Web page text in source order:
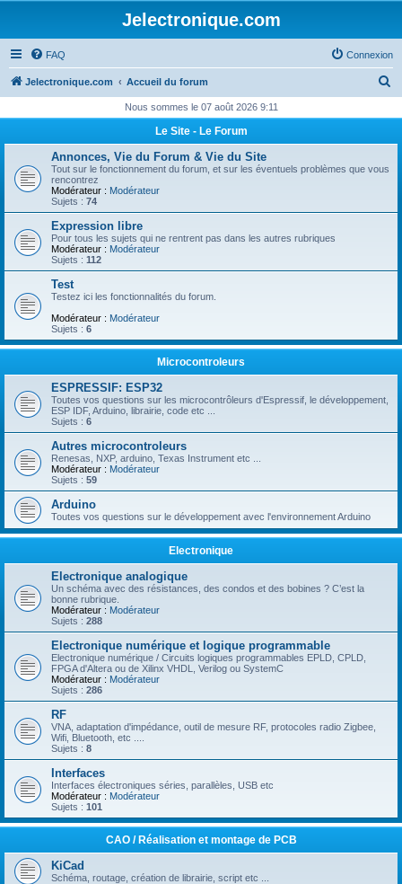
Jelectronique.com
FAQ Connexion
Jelectronique.com Accueil du forum
h
c
r
Nous sommes le 07 août 2026 9:11
Le Site - Le Forum
Annonces, Vie du Forum & Vie du Site
Tout sur le fonctionnement du forum, et sur les éventuels problèmes que vous
rencontrez
Modérateur : Modérateur
Sujets : 74
Expression libre
Pour tous les sujets qui ne rentrent pas dans les autres rubriques
Modérateur : Modérateur
Sujets : 112
Test
Testez ici les fonctionnalités du forum.
Modérateur : Modérateur
Sujets : 6
Microcontroleurs
ESPRESSIF: ESP32
Toutes vos questions sur les microcontrôleurs d'Espressif, le développement,
ESP IDF, Arduino, librairie, code etc ...
Sujets : 6
Autres microcontroleurs
Renesas, NXP, arduino, Texas Instrument etc ...
Modérateur : Modérateur
Sujets : 59
Arduino
Toutes vos questions sur le développement avec l'environnement Arduino
Electronique
Electronique analogique
Un schéma avec des résistances, des condos et des bobines ? C’est la
bonne rubrique.
Modérateur : Modérateur
Sujets : 288
Electronique numérique et logique programmable
Electronique numérique / Circuits logiques programmables EPLD, CPLD,
FPGA d'Altera ou de Xilinx VHDL, Verilog ou SystemC
Modérateur : Modérateur
Sujets : 286
RF
VNA, adaptation d'impédance, outil de mesure RF, protocoles radio Zigbee,
Wifi, Bluetooth, etc ....
Sujets : 8
Interfaces
Interfaces électroniques séries, parallèles, USB etc
Modérateur : Modérateur
Sujets : 101
CAO / Réalisation et montage de PCB
KiCad
Schéma, routage, création de librairie, script etc ...